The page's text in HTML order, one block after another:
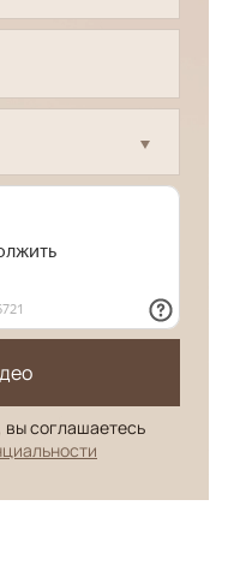
соглашаетесь